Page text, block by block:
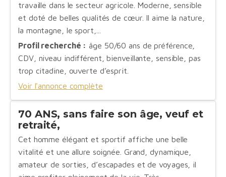
travaille dans le secteur agricole. Moderne, sensible
et doté de belles qualités de cœur. Il aime la nature,
la montagne, le sport,...
Profil recherché : âge 50/60 ans de préférence,
CDV, niveau indifférent, bienveillante, sensible, pas
trop citadine, ouverte d’esprit.
Voir l'annonce complète
70 ANS, sans faire son âge, veuf et
retraité,
Cet homme élégant et sportif affiche une belle
vitalité et une allure soignée. Grand, dynamique,
amateur de sorties, d’escapades et de voyages, il